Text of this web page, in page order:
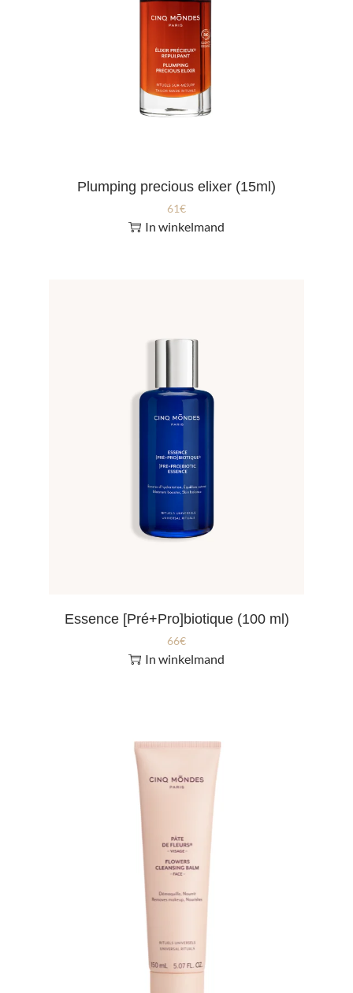
Plumping precious elixer (15ml)
61€
In winkelmand
Essence [Pré+Pro]biotique (100 ml)
66€
In winkelmand